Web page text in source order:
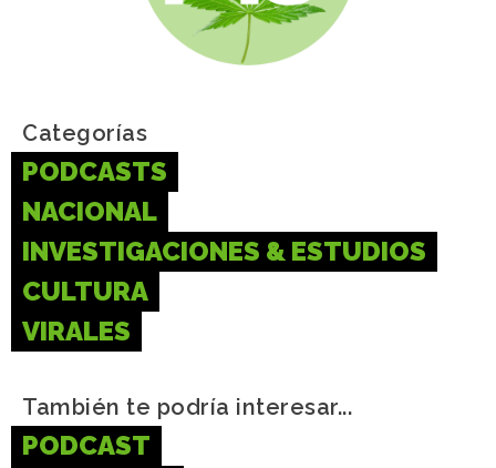
Categorías
PODCASTS
NACIONAL
INVESTIGACIONES & ESTUDIOS
CULTURA
VIRALES
También te podría interesar...
PODCAST